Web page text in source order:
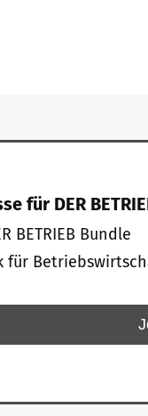
für DER
BETRIEB Bundle
für